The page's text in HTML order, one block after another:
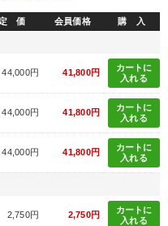
定 価 会員価格 購 入
44,000円 41,800円
カートに
入れる
44,000円 41,800円
カートに
入れる
44,000円 41,800円
カートに
入れる
2,750円 2,750円
カートに
入れる